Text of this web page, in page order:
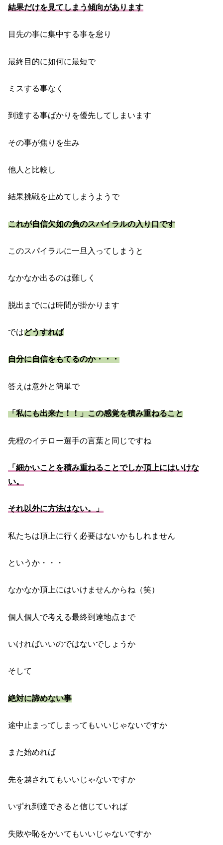
結果だけを見てしまう傾向があります
目先の事に集中する事を怠り
最終目的に如何に最短で
ミスする事なく
到達する事ばかりを優先してしまいます
その事が焦りを生み
他人と比較し
結果挑戦を止めてしまうようで
これが自信欠如の負のスパイラルの入り口です
このスパイラルに一旦入ってしまうと
なかなか出るのは難しく
脱出までには時間が掛かります
ではどうすれば
自分に自信をもてるのか・・・
答えは意外と簡単で
「私にも出来た！！」この感覚を積み重ねること
先程のイチロー選手の言葉と同じですね
「細かいことを積み重ねることでしか頂上にはいけな
い。
それ以外に方法はない。」
私たちは頂上に行く必要はないかもしれません
というか・・・
なかなか頂上にはいけませんからね（笑）
個人個人で考える最終到達地点まで
いければいいのではないでしょうか
そして
絶対に諦めない事
途中止まってしまってもいいじゃないですか
また始めれば
先を越されてもいいじゃないですか
いずれ到達できると信じていれば
失敗や恥をかいてもいいじゃないですか